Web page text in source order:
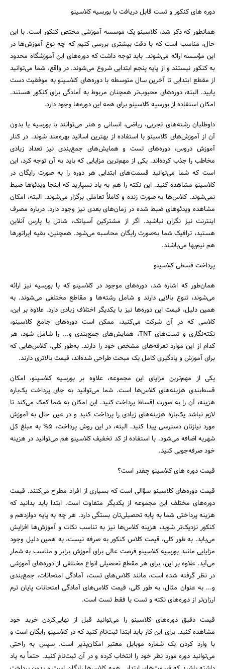
دوره های کنکور و تست قابل دریافت با بورسیه کلاسینو
همانطور که ذکر شد، کلاسینو یک موسسه آموزشی مختص کنکور است. با این
حال، مناسب است که با دقت بیشتری بررسی کنیم که چه نوع آموزش‌ها در
این مؤسسه ارائه می‌شوند. باید توجه داشت که دوره‌های این آموزشگاه محدود
به کنکور نیستند و از پایه پنجم ابتدایی شروع می‌شوند. در واقع، شما می‌توانید
از مقطع ابتدایی تا آخرین سال متوسطه با دوره‌های کلاسینو به موفقیت دست
یابید. البته، دوره‌های محبوب‌تر همچنان مربوط به آمادگی برای کنکور هستند.
امکان استفاده از بورسیه کلاسینو برای همه این دوره‌ها وجود دارد.
داوطلبان رشته‌های تجربی، ریاضی، انسانی و هنر می‌توانند با بورسیه یا بدون
آن از آموزش‌های کلاسینو با استفاده از بهترین اساتید بهره‌مند شوند. در کنار
آموزش دروس، دوره‌های تست و همایش‌های جمع‌بندی نیز تعداد زیادی
مخاطب را جذب کرده‌اند. یکی از مهم‌ترین مزایایی که باید به آن توجه کرد، این
است که شما می‌توانید قسمت‌های ابتدایی هر دوره را به صورت رایگان در
کلاسینو مشاهده کنید. این نکته را هم به یاد نسپارید که اینجا ویدئوها ضبط
نمی‌شوند. کلاس‌ها به صورت زنده و کاملاً تعاملی برگزار می‌شوند. البته، امکان
مشاهده ویدئوهای ضبط شده در زمان‌های بعدی نیز وجود دارد. درباره مصرف
اینترنت نیز نگران نباشید. اگر از مشترکین آسیاتک، شاتل یا پارس آنلاین
هستید، ترافیک شما به‌صورت رایگان محاسبه می‌شود. همچنین، بقیه اپراتورها
هم نیم‌بها می‌باشند.
پرداخت قسطی کلاسینو
همان‌طور که اشاره شد، دوره‌های موجود در کلاسینو که با بورسیه نیز ارائه
می‌شوند، تنوع بالایی دارند و شامل رشته‌ها و مقاطع مختلفی می‌شوند. به
همین دلیل، قیمت این دوره‌ها نیز با یکدیگر اختلاف زیادی دارد. علاوه بر این،
کلاسی که در آن شرکت می‌کنید، ممکن است دوره‌های جامع کلاسینو،
نکته‌نگاری و تست‌های TNT، همایش‌های جمع‌بندی و... را شامل شود، هر
کدام از این موارد تعرفه‌های مشخص خود را دارند. به‌طور کلی، کلاس‌هایی که
برای آموزش و یادگیری کامل یک مبحث طراحی شده‌اند، قیمت بالاتری دارند.
یکی از مهم‌ترین مزایای این مجموعه، علاوه بر بورسیه کلاسینو، امکان
قسط‌بندی هزینه‌های کلاس‌ها است. شما می‌توانید به جای پرداخت یک‌باره
هزینه، آن را به صورت اقساط پرداخت کنید. این امکان به شما کمک می‌کند تا
لازم نباشد یک‌باره هزینه‌های زیادی را پرداخت کنید و در عین حال به آموزش
مورد نیازتان دسترسی پیدا کنید. البته، در این روش پرداخت، ۵% به مبلغ کل
شهریه اضافه می‌شود. با استفاده از کد تخفیف کلاسینو هم می‌توانید در هزینه
خود صرفه‌جویی کنید.
قیمت دوره های کلاسینو چقدر است؟
قیمت دوره‌های کلاسینو سؤالی است که بسیاری از افراد مطرح می‌کنند. قیمت
دوره‌های مختلف این مجموعه از یکدیگر متفاوت است. ابتدا باید بدانید که
هزینه پرداختی شما به پایه تحصیلی‌تان بستگی دارد. هر چه به پایه دوازدهم و
کنکور نزدیک‌تر شوید، هزینه کلاس‌ها نیز به تناسب نکات و آموزش‌ها افزایش
می‌یابد. به طور کلی، قیمت کلاس کنکور به صرفه نیست، به همین دلیل وجود
مزایایی مانند بورسیه کلاسینو فرصت عالی برای آموزش برابر و مناسب به شمار
می‌آید. علاوه بر این، برای هر مقطع تحصیلی انواع مختلفی از دوره‌های آموزشی
در نظر گرفته شده است، مانند کلاس‌های تست، آمادگی امتحانات، جمع‌بندی
و... به عنوان مثال، به طور کلی، قیمت کلاس‌های آمادگی امتحانات پایان ترم
ارزان‌تر از دوره‌های نکته و تست یا فقط تست است.
قیمت دقیق دوره‌های کلاسینو را می‌توانید قبل از نهایی‌کردن خرید خود
مشاهده کنید. برای این کار باید ابتدا ثبت‌نام کنید که در کلاسینو رایگان است و
با وارد کردن یک شماره موبایل معتبر امکان‌پذیر است. سپس به راحتی
می‌توانید دوره مورد نظر خود را انتخاب کرده و در آن ثبت‌نام کنید. حتماً به یاد